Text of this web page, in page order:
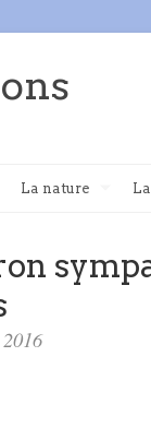
La nature